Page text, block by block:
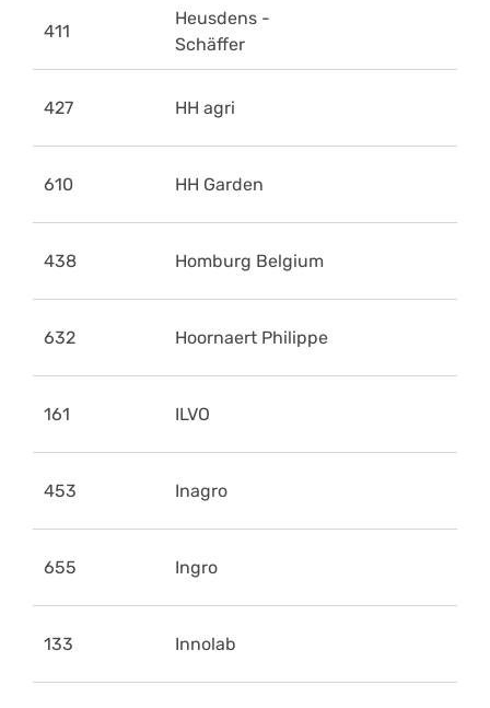
411
Heusdens -
Schäffer
427 HH agri
610 HH Garden
438 Homburg Belgium
632 Hoornaert Philippe
161 ILVO
453 Inagro
655 Ingro
133 Innolab